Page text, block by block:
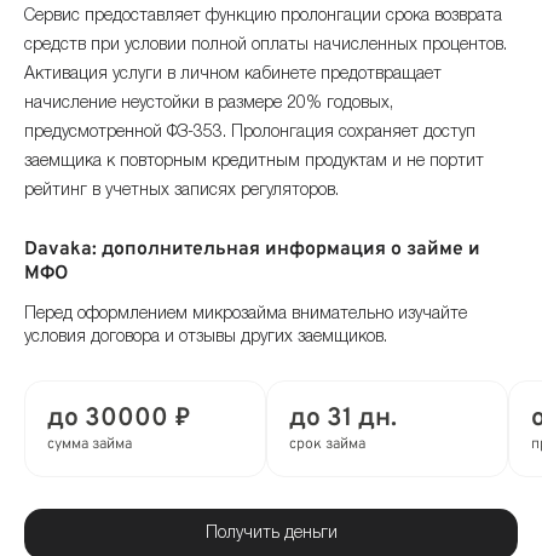
Сервис предоставляет функцию пролонгации срока возврата
средств при условии полной оплаты начисленных процентов.
Активация услуги в личном кабинете предотвращает
начисление неустойки в размере 20% годовых,
предусмотренной ФЗ-353. Пролонгация сохраняет доступ
заемщика к повторным кредитным продуктам и не портит
рейтинг в учетных записях регуляторов.
Davaka: дополнительная информация о займе и
МФО
Перед оформлением микрозайма внимательно изучайте
условия договора и отзывы других заемщиков.
до 30000 ₽
сумма займа
до 31 дн.
срок займа
Получить деньги